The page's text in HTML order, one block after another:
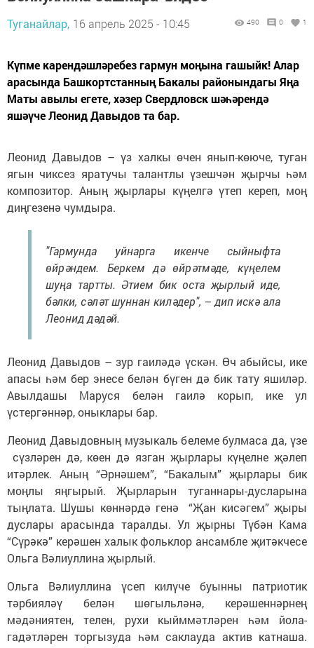
Туганайлар, 16 апрель 2025 - 10:45 490 0 1
Күпме карендәшләребез гармун моңына гашыйк! Алар
арасында Башкортстанның Бакалы районындагы Яңа
Маты авылы егете, хәзер Свердловск шәһәрендә
яшәүче Леонид Давыдов та бар.
Леонид Давыдов – үз халкы өчен янып-көюче, туган
ягын чиксез яратучы талантлы үзешчән җырчы һәм
композитор. Аның җырлары күңелгә үтеп кереп, моң
диңгезенә чумдыра.
"Гармунда уйнарга икенче сыйныфта
өйрәндем. Беркем дә өйрәтмәде, күңелем
шуңа тартты. Әтием бик оста җырлый иде,
бәлки, сәләт шуннан киләдер", – дип искә ала
Леонид дәдәй.
Леонид Давыдов – зур гаиләдә үскән. Өч абыйсы, ике
апасы һәм бер энесе белән бүген дә бик тату яшиләр.
Авылдашы Маруся белән гаилә корып, ике ул
үстергәннәр, оныклары бар.
Леонид Давыдовның музыкаль белеме булмаса да, үзе
сүзләрен дә, көен дә язган җырлары күңелне җәлеп
итәрлек. Аның “Әрнәшем”, “Бакалым” җырлары бик
моңлы яңгырый. Җырларын туганнары-дусларына
тыңлата. Шушы көннәрдә генә “Җан кисәгем” җыры
дуслары арасында таралды. Ул җырны Түбән Кама
“Сүрәкә” керәшен халык фольклор ансамбле җитәкчесе
Ольга Вәлиуллина җырлый.
Ольга Вәлиуллина үсеп килүче буынны патриотик
тәрбияләү белән шөгыльләнә, керәшеннәрнең
мәдәниятен, телен, рухи кыйммәтләрен һәм йола-
гадәтләрен торгызуда һәм саклауда актив катнаша.